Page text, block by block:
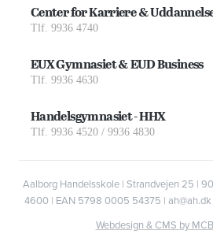
Center for Karriere &
Tlf. 9936 4740
EUX Gymnasiet & EUD Business
Tlf. 9936 4630
Handelsgymnasiet - HHX
Tlf. 9936 4520 / 9936 4830
Aalborg Handelsskole | Strandvejen 25 |
4600 | EAN 5798 0005 54375 | ah@ah.dk
Webdesign & CMS by